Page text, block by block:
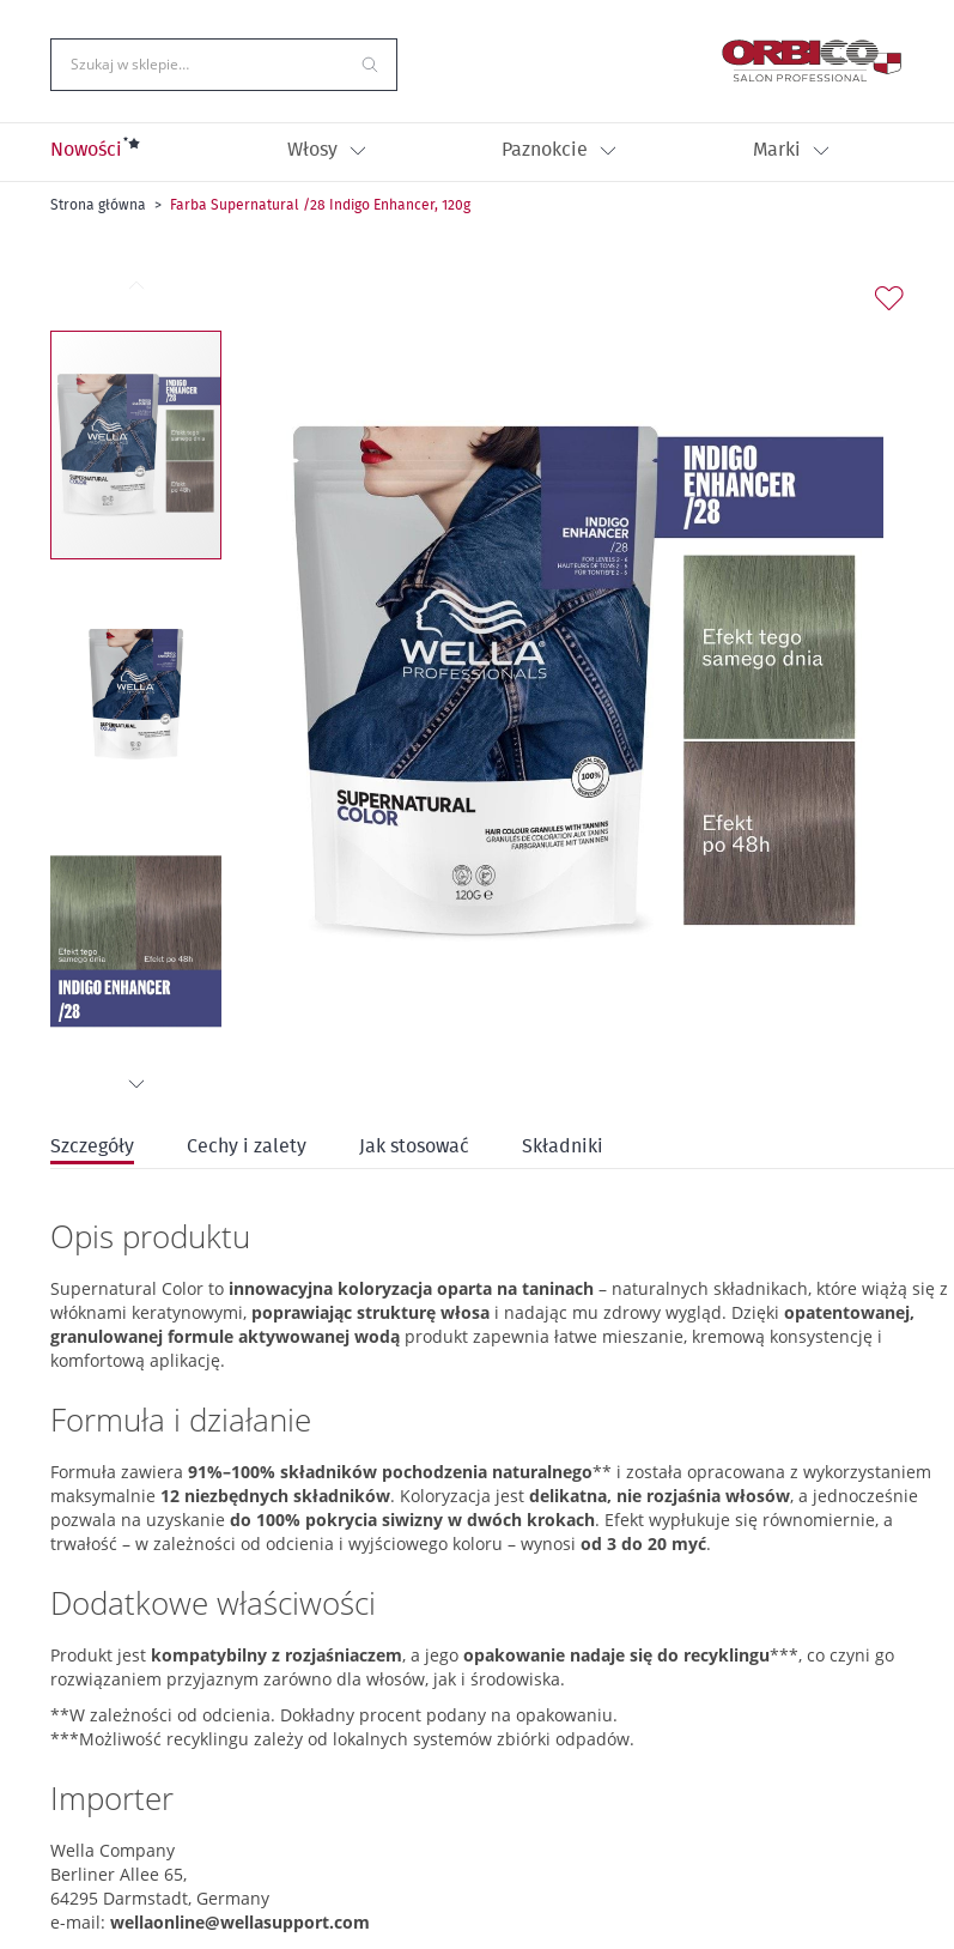
do
treści
Szukaj w sklepie…
Nowości Włosy Paznokcie Marki
Strona główna Farba Supernatural /28 Indigo Enhancer, 120g
na
początek
Szczegóły Cechy i zalety Jak stosować Składniki
Opis produktu
Supernatural Color to innowacyjna koloryzacja oparta na taninach – naturalnych składnikach, które wiążą się z
włóknami keratynowymi, poprawiając strukturę włosa i nadając mu zdrowy wygląd. Dzięki opatentowanej,
granulowanej formule aktywowanej wodą produkt zapewnia łatwe mieszanie, kremową konsystencję i
komfortową aplikację.
Formuła i działanie
Formuła zawiera 91%–100% składników pochodzenia naturalnego** i została opracowana z wykorzystaniem
maksymalnie 12 niezbędnych składników. Koloryzacja jest delikatna, nie rozjaśnia włosów, a jednocześnie
pozwala na uzyskanie do 100% pokrycia siwizny w dwóch krokach. Efekt wypłukuje się równomiernie, a
trwałość – w zależności od odcienia i wyjściowego koloru – wynosi od 3 do 20 myć.
Dodatkowe właściwości
Produkt jest kompatybilny z rozjaśniaczem, a jego opakowanie nadaje się do recyklingu***, co czyni go
rozwiązaniem przyjaznym zarówno dla włosów, jak i środowiska.
**W zależności od odcienia. Dokładny procent podany na opakowaniu.
***Możliwość recyklingu zależy od lokalnych systemów zbiórki odpadów.
Importer
Wella Company
Berliner Allee 65,
64295 Darmstadt, Germany
e-mail: wellaonline@wellasupport.com